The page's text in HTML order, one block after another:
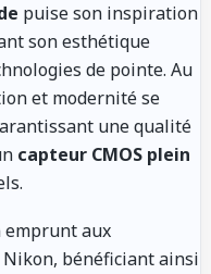
puise son inspiration
son esthétique
de pointe. Au
et modernité se
une qualité
capteur CMOS plein
emprunt aux
bénéficiant ainsi